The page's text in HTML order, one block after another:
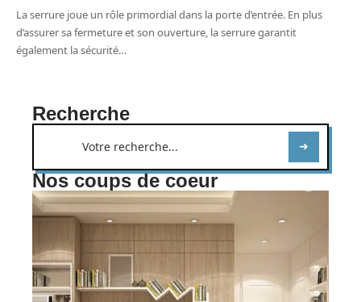
La serrure joue un rôle primordial dans la porte d’entrée. En plus
d’assurer sa fermeture et son ouverture, la serrure garantit
également la sécurité…
Recherche
Nos coups de coeur